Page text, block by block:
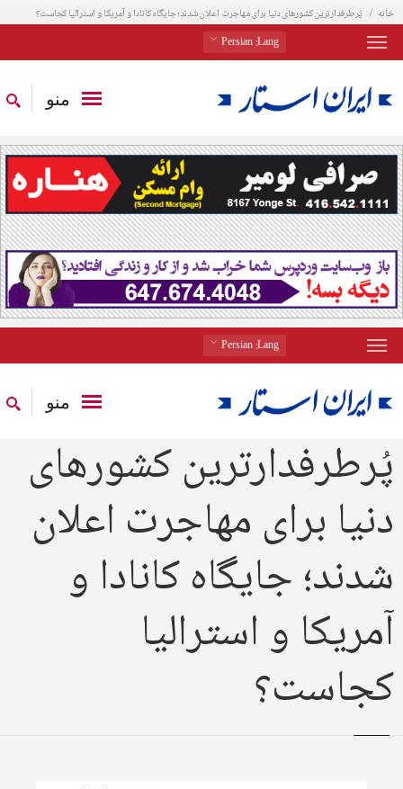
خانه پُرطرفدارترین کشورهای دنیا برای مهاجرت اعلان شدند؛ جایگاه کانادا و آمریکا و استرالیا کجاست؟
Lang
: Persian
منو
Lang
: Persian
منو
پُرطرفدارترین کشورهای
دنیا برای مهاجرت اعلان
شدند؛ جایگاه کانادا و
آمریکا و استرالیا
کجاست؟